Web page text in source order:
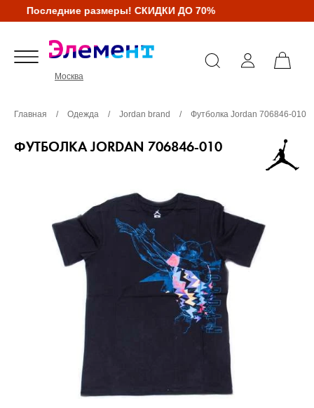
Последние размеры! СКИДКИ ДО 70%
Москва
Главная / Одежда / Jordan brand / Футболка Jordan 706846-010
ФУТБОЛКА JORDAN 706846-010